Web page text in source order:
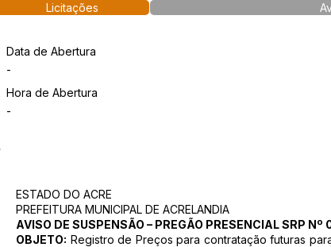
Licitações
Data de Abertura
-
Hora de Abertura
-
ESTADO DO ACRE
PREFEITURA MUNICIPAL DE ACRELANDIA
AVISO DE SUSPENSÃO – PREGÃO PRESENCIAL SRP
OBJETO: Registro de Preços para contratação futuras